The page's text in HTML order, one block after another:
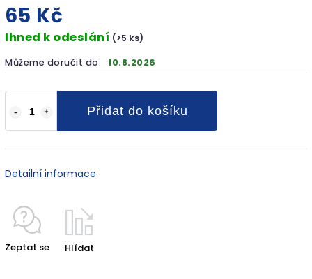
65 Kč
Ihned k odeslání (>5 ks)
Můžeme doručit do: 10.8.2026
Přidat do košíku
Detailní informace
Zeptat se Hlídat